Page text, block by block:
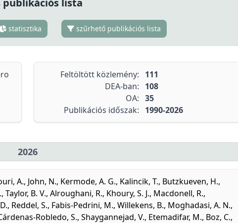
publikációs lista
statisztika szűrhető publikációs lista
Feltöltött közlemény:
111
DEA-ban:
108
OA: 35
Publikációs időszak:
1990-2026
2026
A., John, N., Kermode, A. G., Kalincik, T., Butzkueven, H.,
, Taylor, B. V., Alroughani, R., Khoury, S. J., Macdonell, R.,
, Reddel, S., Fabis-Pedrini, M., Willekens, B., Moghadasi, A. N.,
Robledo, S., Shaygannejad, V., Etemadifar, M., Boz, C.,